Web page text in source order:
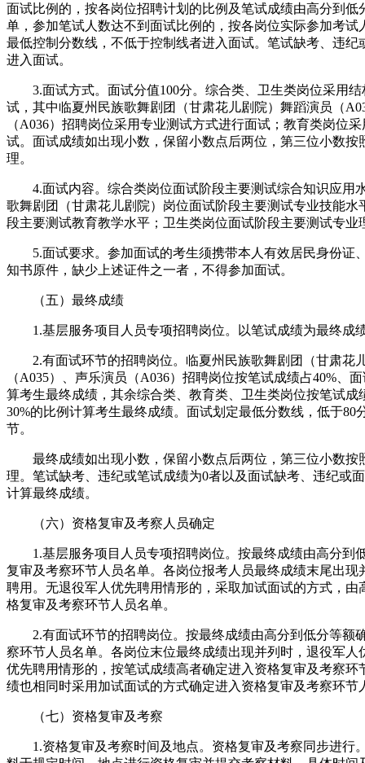
面试比例的，按各岗位招聘计划的比例及笔试成绩由高分到低
单，参加笔试人数达不到面试比例的，按各岗位实际参加考试
最低控制分数线，不低于控制线者进入面试。笔试缺考、违纪
进入面试。
3.面试方式。面试分值100分。综合类、卫生类岗位采用结
试，其中临夏州民族歌舞剧团（甘肃花儿剧院）舞蹈演员（
（A036）招聘岗位采用专业测试方式进行面试；教育类岗位
试。面试成绩如出现小数，保留小数点后两位，第三位小数按
理。
4.面试内容。综合类岗位面试阶段主要测试综合知识应用
歌舞剧团（甘肃花儿剧院）岗位面试阶段主要测试专业技能水
段主要测试教育教学水平；卫生类岗位面试阶段主要测试专业
5.面试要求。参加面试的考生须携带本人有效居民身份证
知书原件，缺少上述证件之一者，不得参加面试。
（五）最终成绩
1.基层服务项目人员专项招聘岗位。以笔试成绩为最终成
2.有面试环节的招聘岗位。临夏州民族歌舞剧团（甘肃花
（A035）、声乐演员（A036）招聘岗位按笔试成绩占40%、
算考生最终成绩，其余综合类、教育类、卫生类岗位按笔试成
30%的比例计算考生最终成绩。面试划定最低分数线，低于80
节。
最终成绩如出现小数，保留小数点后两位，第三位小数按
理。笔试缺考、违纪或笔试成绩为0者以及面试缺考、违纪或
计算最终成绩。
（六）资格复审及考察人员确定
1.基层服务项目人员专项招聘岗位。按最终成绩由高分到
复审及考察环节人员名单。各岗位报考人员最终成绩末尾出现
聘用。无退役军人优先聘用情形的，采取加试面试的方式，由
格复审及考察环节人员名单。
2.有面试环节的招聘岗位。按最终成绩由高分到低分等额
察环节人员名单。各岗位末位最终成绩出现并列时，退役军人
优先聘用情形的，按笔试成绩高者确定进入资格复审及考察环
绩也相同时采用加试面试的方式确定进入资格复审及考察环节
（七）资格复审及考察
1.资格复审及考察时间及地点。资格复审及考察同步进行